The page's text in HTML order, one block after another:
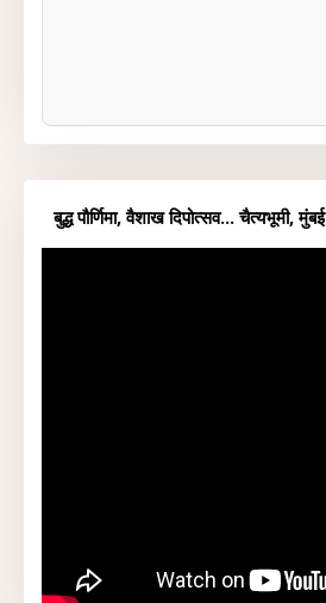
बुद्ध पौर्णिमा, वैशाख दिपोत्सव... चैत्यभूमी, मुंबई